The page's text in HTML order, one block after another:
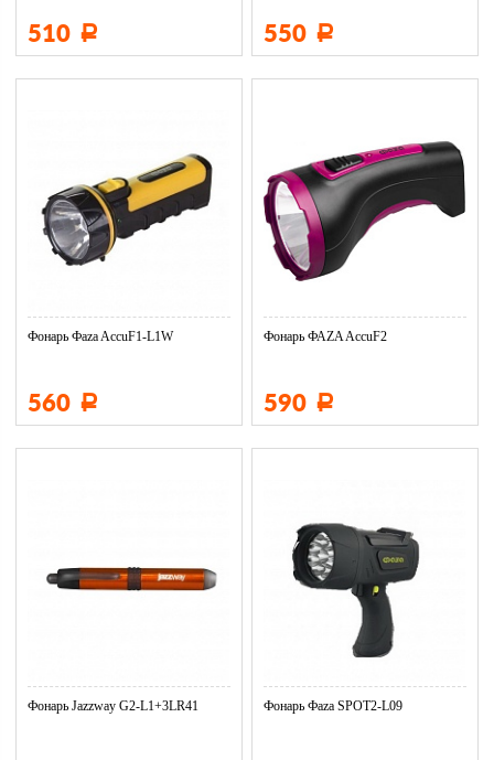
510 Р 550 Р
Фонарь Фaza AccuF1-L1W
560 Р
Фонарь ФАZA AccuF2
590 Р
Фонарь Jazzway G2-L1+3LR41 Фонарь Фaza SPOT2-L09